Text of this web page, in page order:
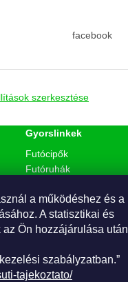
a működéshez és a
A statisztikai és
Ön hozzájárulása után
szabályzatban.”
tajekoztato/
facebook
szerkesztése
Gyorslinkek
Futócipők
Futóruhák
Akciók
Kapcsolat
Rólunk